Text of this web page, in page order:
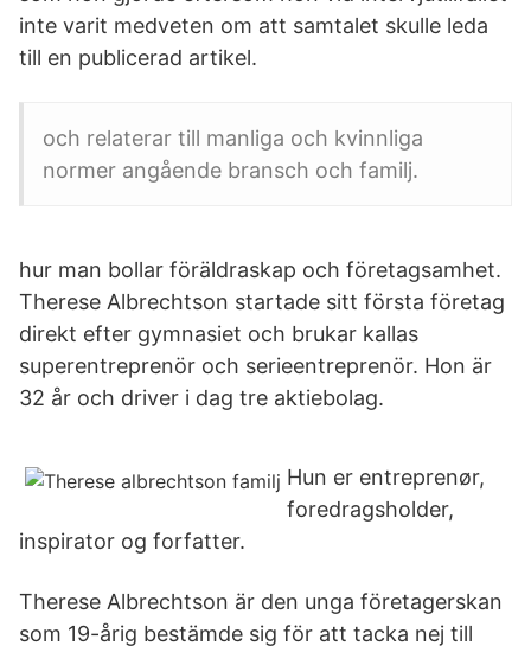
inte varit medveten om att samtalet skulle leda
till en publicerad artikel.
och relaterar till manliga och kvinnliga
normer angående bransch och familj.
hur man bollar föräldraskap och företagsamhet.
Therese Albrechtson startade sitt första företag
direkt efter gymnasiet och brukar kallas
superentreprenör och serieentreprenör. Hon är
32 år och driver i dag tre aktiebolag.
Hun er entreprenør,
foredragsholder,
inspirator og forfatter.
Therese Albrechtson är den unga företagerskan
som 19-årig bestämde sig för att tacka nej till